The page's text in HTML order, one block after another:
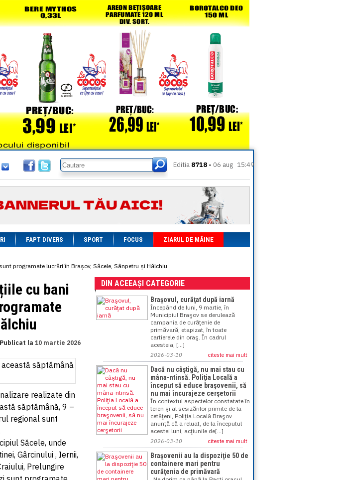
Editia 8718 - 06 aug 15:49
FAPT DIVERS SPORT FOCUS ZIARUL DE MÂINE
programate lucrări în Brașov, Săcele, Sânpetru și Hălchiu
cu bani
Publicat la 10 martie 2026
realizate din
săptămână, 9 –
regional sunt
Săcele, unde
Gârcinului , Iernii,
Prelungire
DIN ACEEAȘI CATEGORIE
Braşovul, curăţat după iarnă
Începând de luni, 9 martie, în
Municipiul Braşov se derulează
campania de curăţenie de
primăvară, etapizat, în toate
cartierele din oraş. În cadrul
acesteia, [...]
2026-03-10 citeste mai mult
Dacă nu câştigă, nu mai stau cu
mâna-ntinsă. Poliţia Locală a
început să educe braşovenii, să
nu mai încurajeze cerşetorii
În contextul aspectelor constatate în
teren şi al sesizărilor primite de la
cetăţeni, Poliţia Locală Braşov
anunţă că a reluat, de la începutul
acestei luni, acţiunile de[...]
2026-03-10 citeste mai mult
Braşovenii au la dispoziţie 50 de
containere mari pentru
curăţenia de primăvară